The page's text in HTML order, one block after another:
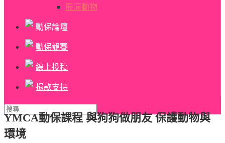
展演動物
動保論壇
動保競賽
線上投稿
捐款支持
YMCA動保課程 與狗狗做朋友 保護動物與
環境